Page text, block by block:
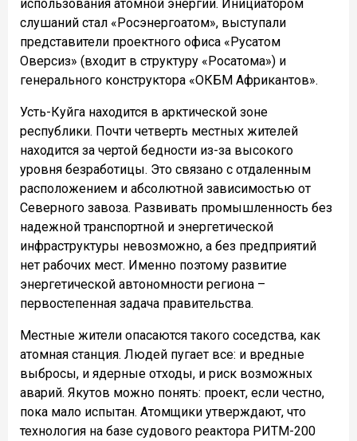
использования атомной энергии. Инициатором
слушаний стал «Росэнергоатом», выступали
представители проектного офиса «Русатом
Оверсиз» (входит в структуру «Росатома») и
генерального конструктора «ОКБМ Африкантов».
Усть-Куйга находится в арктической зоне
республики. Почти четверть местных жителей
находится за чертой бедности из-за высокого
уровня безработицы. Это связано с отдаленным
расположением и абсолютной зависимостью от
Северного завоза. Развивать промышленность без
надежной транспортной и энергетической
инфраструктуры невозможно, а без предприятий
нет рабочих мест. Именно поэтому развитие
энергетической автономности региона –
первостепенная задача правительства.
Местные жители опасаются такого соседства, как
атомная станция. Людей пугает все: и вредные
выбросы, и ядерные отходы, и риск возможных
аварий. Якутов можно понять: проект, если честно,
пока мало испытан. Атомщики утверждают, что
технология на базе судового реактора РИТМ-200